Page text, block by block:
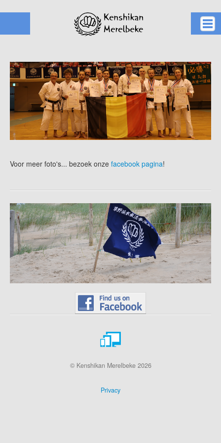
Karate
Kusano ha
Clubs
Werking
Kalender
Voor meer foto's... bezoek onze facebook pagina!
© Kenshikan Merelbeke 2026
Privacy